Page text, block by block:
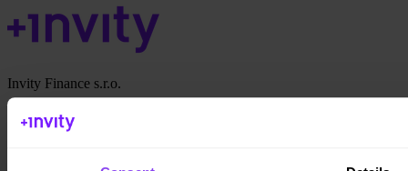
Invity Finance s.r.o.
Kundratka 2359/17a 180 00 Praha 8 Tšekki